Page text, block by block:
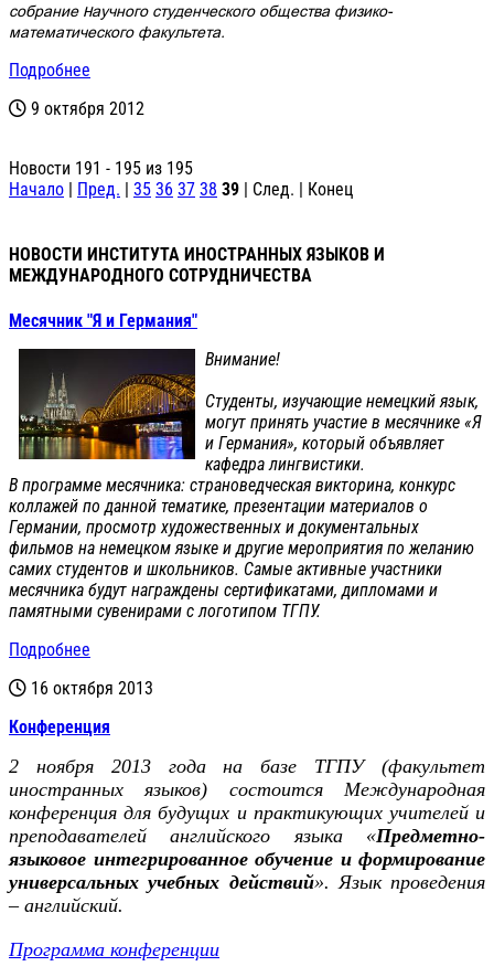
собрание Научного студенческого общества физико-
математического факультета.
Подробнее
9 октября 2012
Новости 191 - 195 из 195
Начало | Пред. | 35 36 37 38 39 | След. | Конец
НОВОСТИ ИНСТИТУТА ИНОСТРАННЫХ ЯЗЫКОВ И
МЕЖДУНАРОДНОГО СОТРУДНИЧЕСТВА
Месячник "Я и Германия"
Внимание!
Студенты, изучающие немецкий язык,
могут принять участие в месячнике «Я
и Германия», который объявляет
кафедра лингвистики.
В программе месячника: страноведческая викторина, конкурс
коллажей по данной тематике, презентации материалов о
Германии, просмотр художественных и документальных
фильмов на немецком языке и другие мероприятия по желанию
самих студентов и школьников. Самые активные участники
месячника будут награждены сертификатами, дипломами и
памятными сувенирами с логотипом ТГПУ.
Подробнее
16 октября 2013
Конференция
2 ноября 2013 года на базе ТГПУ (факультет
иностранных языков) состоится Международная
конференция для будущих и практикующих учителей и
преподавателей английского языка «Предметно-
языковое интегрированное обучение и формирование
универсальных учебных действий». Язык проведения
– английский.
Программа конференции